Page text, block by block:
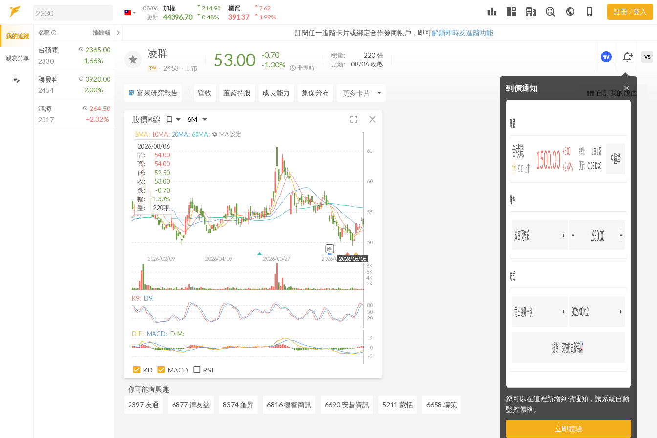
arrow_drop_down
08/06
更新
加權
44396.70
arrow_drop_down214.90
arrow_drop_down0.48%
櫃買
391.37
arrow_drop_up7.62
arrow_drop_up1.99% leaderboard public phone_iphone 註冊 / 登入
訂閱任一進階卡片或綁定合作券商帳戶，即可解鎖即時及進階功能
解鎖即時行情及進階功能
方案」，即可解鎖以下功能：
即時行情
即時市況與排行
成交金額熱力圖
前往方案訂閱
如何綁定合作券商
2453 股價K線
凌群
TW 2453 上市 53.00
-0.70
-1.30%
非即時
總量: 220張
更新:
08/06 收盤
更強大的進階價量圖表
notification_add
到價通知
您可以在這裡新增到價通知，讓系統自動
監控價格。
立即體驗
close
VS
sticky_note_2 富果研究報告 營收 董監持股 成長能力 集保分布 arrow_drop_down view_quilt 自訂我的版面
股價K線 fullscreen close
2026/02/09 2026/04/09 2026/05/27 2026/07/15
50
55
60
65
2026/08/06
2K
4K
6K
8K
2026/08/06
開:
54.00
高:
54.00
低:
52.50
收:
53.00
跌:
-0.70
幅:
-1.30%
量: 220張
5MA: 10MA: 20MA: 60MA: settings MA 設定
除
K9: D9:
20
50
80
DIF: MACD: D-M:
-2
0
2
KD MACD RSI
你可能有興趣
2397 友通
6877 鏵友益 8374 羅昇 6816 捷智商訊 6690 安碁資訊 5211 蒙恬 6658 聯策
我的追蹤
親友分享
edit_note
名稱 info_outline 漲跌幅 chevron_left
台積電
2330
2365.00
-1.66%
聯發科
2454
3920.00
-2.00%
鴻海
2317
264.50
+2.32%